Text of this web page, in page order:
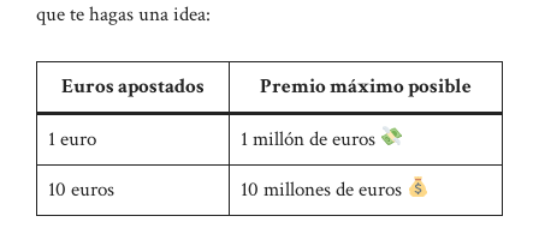
que te hagas una idea:
Euros apostados
Premio máximo posible
1 euro
1 millón de euros
10 euros
10 millones de euros